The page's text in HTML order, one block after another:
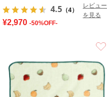
4.5 （4）
レビュー
を見る
¥2,970 -50%OFF-